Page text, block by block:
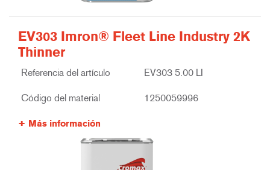
EV303 Imron® Fleet Line Industry 2K
Thinner
Referencia del artículo EV303 5.00 LI
Código del material 1250059996
Más información